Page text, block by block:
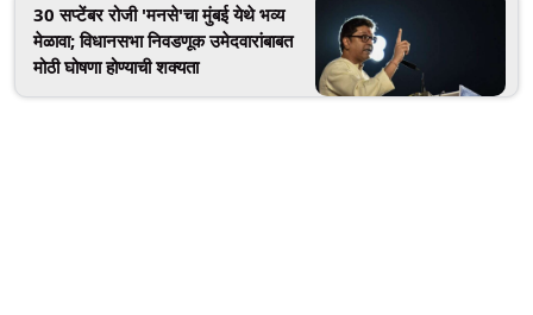
30 सप्टेंबर रोजी 'मनसे'चा मुंबई येथे भव्य
मेळावा; विधानसभा निवडणूक उमेदवारांबाबत
मोठी घोषणा होण्याची शक्यता